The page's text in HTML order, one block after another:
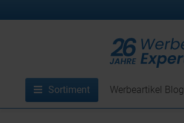
Sortiment Werbeartikel Blog